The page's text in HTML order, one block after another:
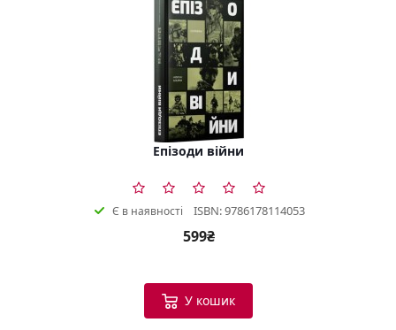
Епізоди війни
Є в наявності ISBN: 9786178114053
599₴
У кошик